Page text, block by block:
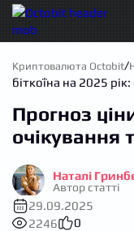
Новини
Для початківців
Криптовалюта
Біржі
Трейдинг
Криптовалюта Octobit/
біткоїна на 2025
Прогноз
очікування
Наталі
Автор статті
29.09.2025
2246
0